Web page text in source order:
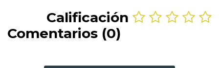
Calificación
Comentarios (0)